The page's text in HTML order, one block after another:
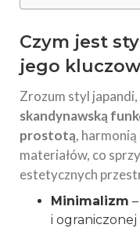
Czym jest
jego
Zrozum styl japandi,
skandynawską
prostotą,
materiałów, co
estetycznych
Minimalizm
i